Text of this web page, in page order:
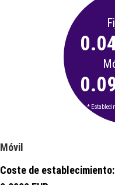
*
Móvil
Coste de establecimiento: